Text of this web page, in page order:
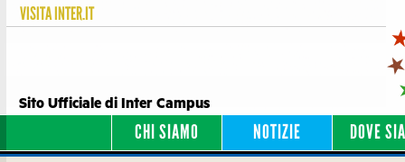
VISITAINTER.IT
Sito Ufficiale di Inter Campus
CHI SIAMO NOTIZIE DOVE